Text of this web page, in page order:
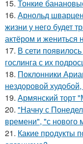
15. Тонкие
16. Арнольд
жизни у него будет
актёром и жениться
17. В сети
гослинга с их
18. Поклонники
нездоровой
19. Армянский торт
20. "Начну с
времени", "с
21. Какие продукты